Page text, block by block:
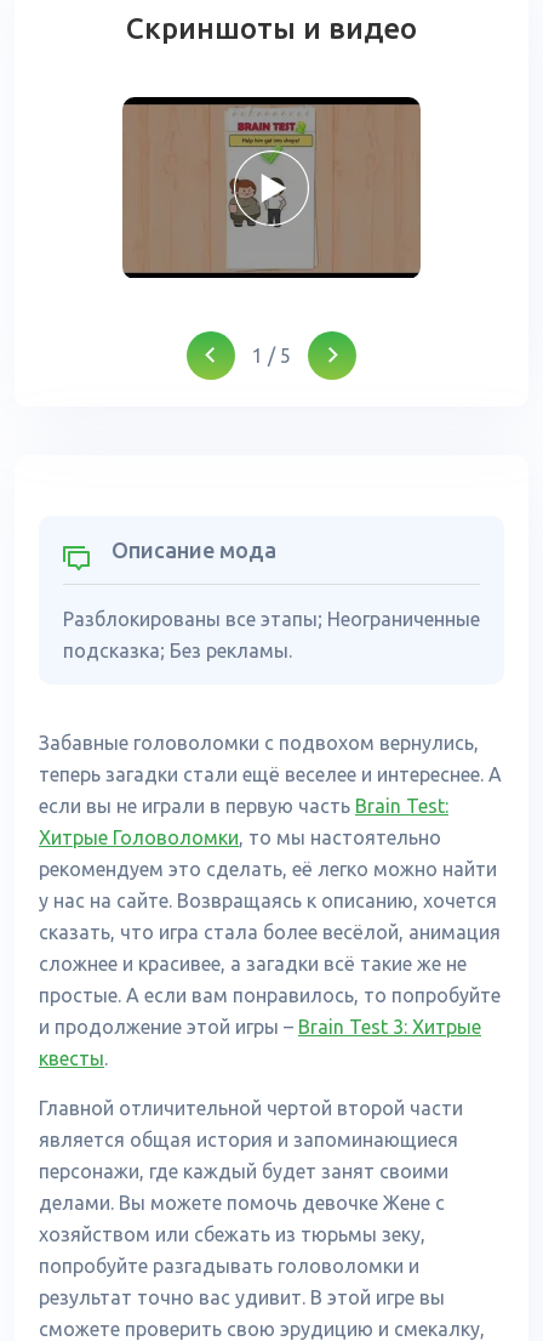
Скриншоты и видео
1 / 5
Описание мода
Разблокированы все этапы; Неограниченные
подсказка; Без рекламы.
Забавные головоломки с подвохом вернулись,
теперь загадки стали ещё веселее и интереснее. А
если вы не играли в первую часть Brain Test:
Хитрые Головоломки, то мы настоятельно
рекомендуем это сделать, её легко можно найти
у нас на сайте. Возвращаясь к описанию, хочется
сказать, что игра стала более весёлой, анимация
сложнее и красивее, а загадки всё такие же не
простые. А если вам понравилось, то попробуйте
и продолжение этой игры – Brain Test 3: Xитрые
квесты.
Главной отличительной чертой второй части
является общая история и запоминающиеся
персонажи, где каждый будет занят своими
делами. Вы можете помочь девочке Жене с
хозяйством или сбежать из тюрьмы зеку,
попробуйте разгадывать головоломки и
результат точно вас удивит. В этой игре вы
сможете проверить свою эрудицию и смекалку,